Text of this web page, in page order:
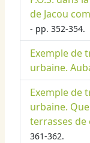
de Jacou
- pp. 352-354.
Exemple de
urbaine.
Exemple de
urbaine.
terrasses
361-362.